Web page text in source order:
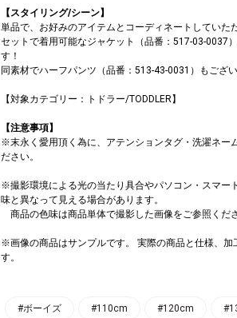
【スタイリング/シーン】
単品で、お好みのアイテムとコーディネートしていた
セットで着用可能なジャケット（品番：517-03-0037
す！
同素材でハーフパンツ（品番：513-43-0031）もござい
【対象カテゴリー：トドラー/TODDLER】
【注意事項】
※末永く愛用頂く為に、アテンションタグ・洗濯ネー
ださい。
※撮影環境による光の当たり具合やパソコン・スマー
味と異なって見える場合があります。
商品の色味は商品単体で撮影した画像をご参照くださ
※画像の商品はサンプルです。 実際の商品と仕様、加
す。
#ボーイズ #110cm #120cm